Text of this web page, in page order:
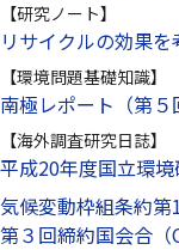
【研究ノート】
リサイクルの効果を
【環境問題基礎知識】
南極レポート（第５
【海外調査研究日誌】
平成20年度国立環
気候変動枠組条約第
第３回締約国会合（